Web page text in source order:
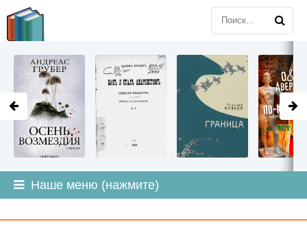
Наше меню (нажмите)
LITMIR.ORG